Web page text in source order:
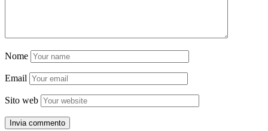
Nome
Email
Sito web